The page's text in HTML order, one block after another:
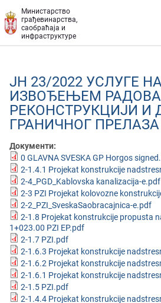
Министарство
грађевинарства,
саобраћаја и
инфраструктуре
ЈН 23/2022 УСЛУГЕ
ИЗВОЂЕЊЕМ
РЕКОНСТРУКЦИЈИ И
ГРАНИЧНОГ
Документи:
0 GLAVNA SVESKA GP Horgos
2-1.4.1 Projekat konstrukcije
2-4_PGD_Kablovska kanalizacija-e.pdf
2-3 PZI Projekat kolovozne
2-2_PZI_SveskaSaobracajnica-e.pdf
2-1.8 Projekat konstrukcije propusta
1+023.00 PZI EP.pdf
2-1.7 PZI.pdf
2-1.6.3 Projekat konstrukcije
2-1.6.2 Projekat konstrukcije
2-1.6.1 Projekat konstrukcije
2-1.5 PZI.pdf
2-1.4.4 Projekat konstrukcije